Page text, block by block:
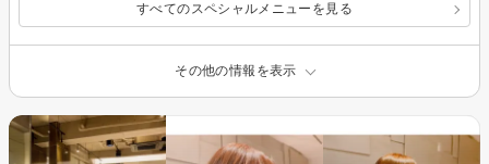
すべてのスペシャルメニューを見る
その他の情報を表示